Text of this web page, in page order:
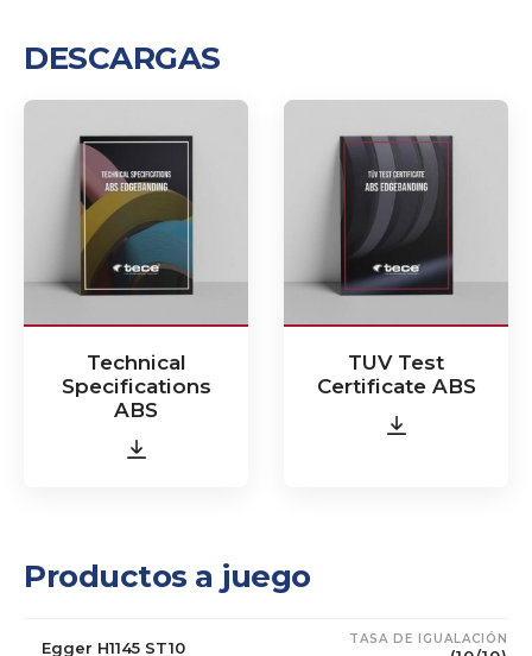
DESCARGAS
Technical
Specifications
ABS
TUV Test
Certificate ABS
Productos a juego
Egger H1145 ST10 TASA DE IGUALACIÓN